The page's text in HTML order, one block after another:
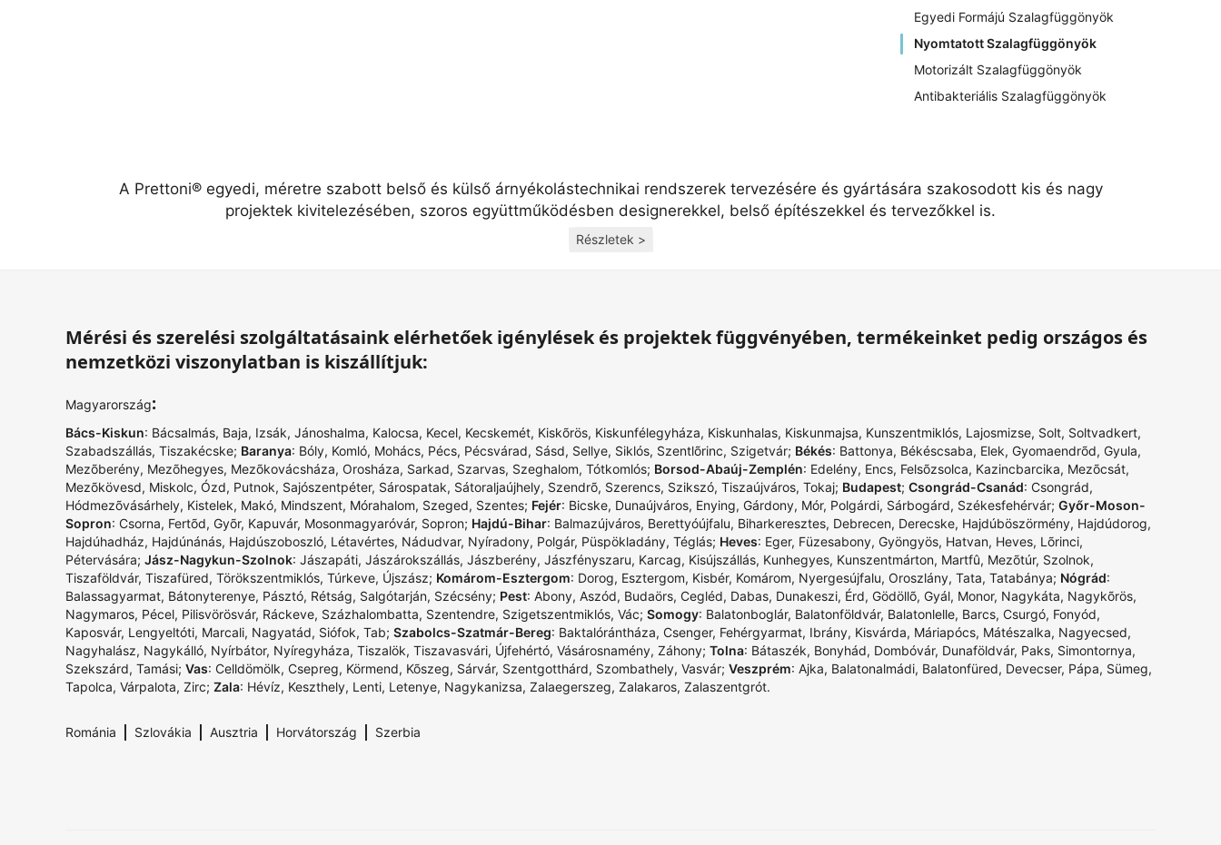
Egyedi Formájú Szalagfüggönyök
Nyomtatott Szalagfüggönyök
Motorizált Szalagfüggönyök
Antibakteriális Szalagfüggönyök
A Prettoni® egyedi, méretre szabott belső és külső árnyékolástechnikai rendszerek tervezésére és gyártására szakosodott kis és nagy
projektek kivitelezésében, szoros együttműködésben designerekkel, belső építészekkel és tervezőkkel is.
Részletek >
Mérési és szerelési szolgáltatásaink elérhetőek igénylések és projektek függvényében, termékeinket pedig országos és
nemzetközi viszonylatban is kiszállítjuk:
Magyarország:
Bács-Kiskun: Bácsalmás, Baja, Izsák, Jánoshalma, Kalocsa, Kecel, Kecskemét, Kiskõrös, Kiskunfélegyháza, Kiskunhalas, Kiskunmajsa, Kunszentmiklós, Lajosmizse, Solt, Soltvadkert,
Szabadszállás, Tiszakécske; Baranya: Bóly, Komló, Mohács, Pécs, Pécsvárad, Sásd, Sellye, Siklós, Szentlõrinc, Szigetvár; Békés: Battonya, Békéscsaba, Elek, Gyomaendrõd, Gyula,
Mezõberény, Mezõhegyes, Mezõkovácsháza, Orosháza, Sarkad, Szarvas, Szeghalom, Tótkomlós; Borsod-Abaúj-Zemplén: Edelény, Encs, Felsõzsolca, Kazincbarcika, Mezõcsát,
Mezõkövesd, Miskolc, Ózd, Putnok, Sajószentpéter, Sárospatak, Sátoraljaújhely, Szendrõ, Szerencs, Szikszó, Tiszaújváros, Tokaj; Budapest; Csongrád-Csanád: Csongrád,
Hódmezõvásárhely, Kistelek, Makó, Mindszent, Mórahalom, Szeged, Szentes; Fejér: Bicske, Dunaújváros, Enying, Gárdony, Mór, Polgárdi, Sárbogárd, Székesfehérvár; Győr-Moson-
Sopron: Csorna, Fertõd, Gyõr, Kapuvár, Mosonmagyaróvár, Sopron; Hajdú-Bihar: Balmazújváros, Berettyóújfalu, Biharkeresztes, Debrecen, Derecske, Hajdúböszörmény, Hajdúdorog,
Hajdúhadház, Hajdúnánás, Hajdúszoboszló, Létavértes, Nádudvar, Nyíradony, Polgár, Püspökladány, Téglás; Heves: Eger, Füzesabony, Gyöngyös, Hatvan, Heves, Lõrinci,
Pétervására; Jász-Nagykun-Szolnok: Jászapáti, Jászárokszállás, Jászberény, Jászfényszaru, Karcag, Kisújszállás, Kunhegyes, Kunszentmárton, Martfû, Mezõtúr, Szolnok,
Tiszaföldvár, Tiszafüred, Törökszentmiklós, Túrkeve, Újszász; Komárom-Esztergom: Dorog, Esztergom, Kisbér, Komárom, Nyergesújfalu, Oroszlány, Tata, Tatabánya; Nógrád:
Balassagyarmat, Bátonyterenye, Pásztó, Rétság, Salgótarján, Szécsény; Pest: Abony, Aszód, Budaörs, Cegléd, Dabas, Dunakeszi, Érd, Gödöllõ, Gyál, Monor, Nagykáta, Nagykõrös,
Nagymaros, Pécel, Pilisvörösvár, Ráckeve, Százhalombatta, Szentendre, Szigetszentmiklós, Vác; Somogy: Balatonboglár, Balatonföldvár, Balatonlelle, Barcs, Csurgó, Fonyód,
Kaposvár, Lengyeltóti, Marcali, Nagyatád, Siófok, Tab; Szabolcs-Szatmár-Bereg: Baktalórántháza, Csenger, Fehérgyarmat, Ibrány, Kisvárda, Máriapócs, Mátészalka, Nagyecsed,
Nagyhalász, Nagykálló, Nyírbátor, Nyíregyháza, Tiszalök, Tiszavasvári, Újfehértó, Vásárosnamény, Záhony; Tolna: Bátaszék, Bonyhád, Dombóvár, Dunaföldvár, Paks, Simontornya,
Szekszárd, Tamási; Vas: Celldömölk, Csepreg, Körmend, Kõszeg, Sárvár, Szentgotthárd, Szombathely, Vasvár; Veszprém: Ajka, Balatonalmádi, Balatonfüred, Devecser, Pápa, Sümeg,
Tapolca, Várpalota, Zirc; Zala: Hévíz, Keszthely, Lenti, Letenye, Nagykanizsa, Zalaegerszeg, Zalakaros, Zalaszentgrót.
Románia | Szlovákia | Ausztria | Horvátország | Szerbia